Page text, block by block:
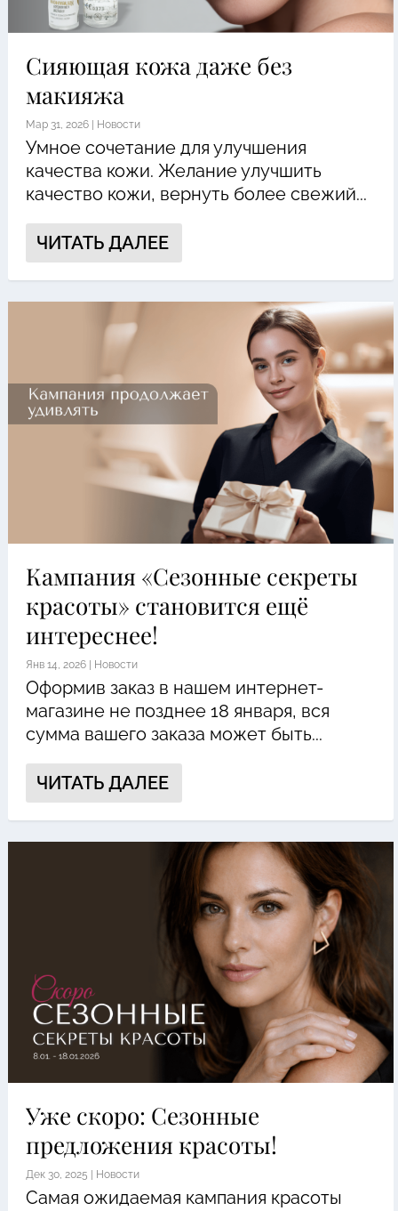
Сияющая кожа даже без
макияжа
Мар 31, 2026| Новости
Умное сочетание для улучшения
качества кожи. Желание улучшить
качество кожи, вернуть более свежий...
ЧИТАТЬ ДАЛЕЕ
Кампания «Сезонные секреты
красоты» становится ещё
интереснее!
Янв 14, 2026| Новости
Оформив заказ в нашем интернет-
магазине не позднее 18 января, вся
сумма вашего заказа может быть...
ЧИТАТЬ ДАЛЕЕ
Уже скоро: Сезонные
предложения красоты!
Дек 30, 2025 Новости
Самая ожидаемая кампания красоты